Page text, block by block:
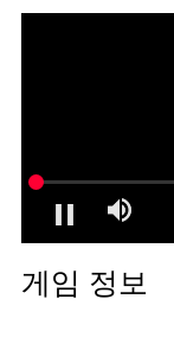
게임 정보